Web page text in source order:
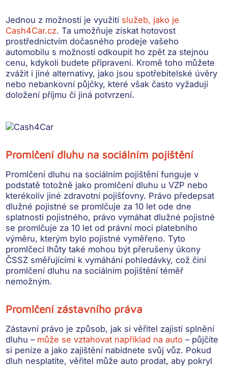
Jednou z možností je využití služeb, jako je
Cash4Car.cz. Ta umožňuje získat hotovost
prostřednictvímdočasného prodeje vašeho
automobilu s možností odkoupit ho zpět za stejnou
cenu, kdykoli budete připraveni. Kromě toho můžete
zvážit i jiné alternativy, jako jsou spotřebitelské úvěry
nebo nebankovní půjčky, které však často vyžadují
doložení příjmu či jiná potvrzení.
Promlčení dluhu na sociálním pojištění
Promlčení dluhu na sociálním pojištění funguje v
podstatě totožně jako promlčení dluhu u VZP nebo
kterékoliv jiné zdravotní pojišťovny. Právo předepsat
dlužné pojistné se promlčuje za 10 let ode dne
splatnosti pojistného, právo vymáhat dlužné pojistné
se promlčuje za 10 let od právní moci platebního
výměru, kterým bylo pojistné vyměřeno. Tyto
promlčecí lhůty také mohou být přerušeny úkony
ČSSZ směřujícími k vymáhání pohledávky, což činí
promlčení dluhu na sociálním pojištění téměř
nemožným.
Promlčení zástavního práva
Zástavní právo je způsob, jak si věřitel zajistí splnění
dluhu – může se vztahovat například na auto – půjčíte
si peníze a jako zajištění nabídnete svůj vůz. Pokud
dluh nesplatíte, věřitel může auto prodat, aby pokryl